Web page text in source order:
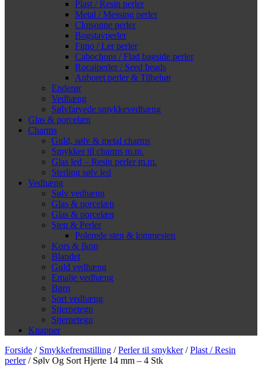
Plast / Resin perler
Metal / Messing perler
Cloisonne perler
Bogstavperler
Fimo / Ler perler
Cabochons / Flad bagside perler
Rocaiperler / Seed beads
Anboret perler & Tilbehør
Enderør
Vedhæng
Sølvfarvede smykkevedhæng
Glas & porcelæn
Charms
Guld, sølv & metal charms
Smykker til charms m.m.
Glas led – Resin perler m.m.
Sterling sølv led
Vedhæng
Sølv vedhæng
Glas & porcelæn
Glas & porcelæn
Sten & Perler
Polerede sten & lommesten
Kors & Ikon
Blandet
Guld vedhæng
Emalje vedhæng
Børn
Sort vedhæng
Stjernetegn
Stjernetegn
Knapper
Forside / Smykkefremstilling /Perler til smykker/Plast / Resin
perler/ Sølv Og Sort Hjerte 14 mm – 4 Stk